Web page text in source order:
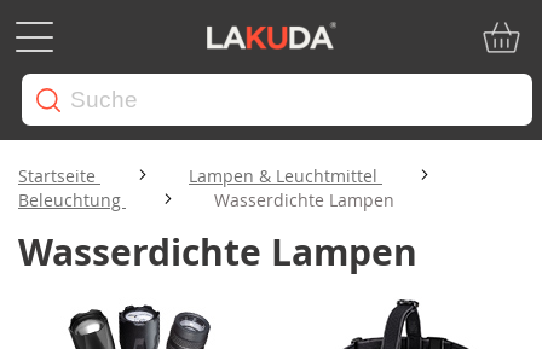
Startseite
Lampen & Leuchtmittel
Beleuchtung
Wasserdichte Lampen
Wasserdichte Lampen